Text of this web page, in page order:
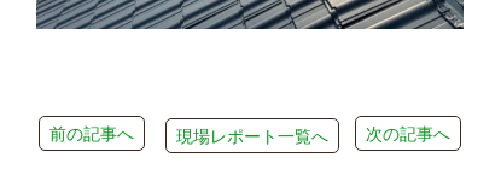
前の記事へ 次の記事へ
現場レポート一覧へ